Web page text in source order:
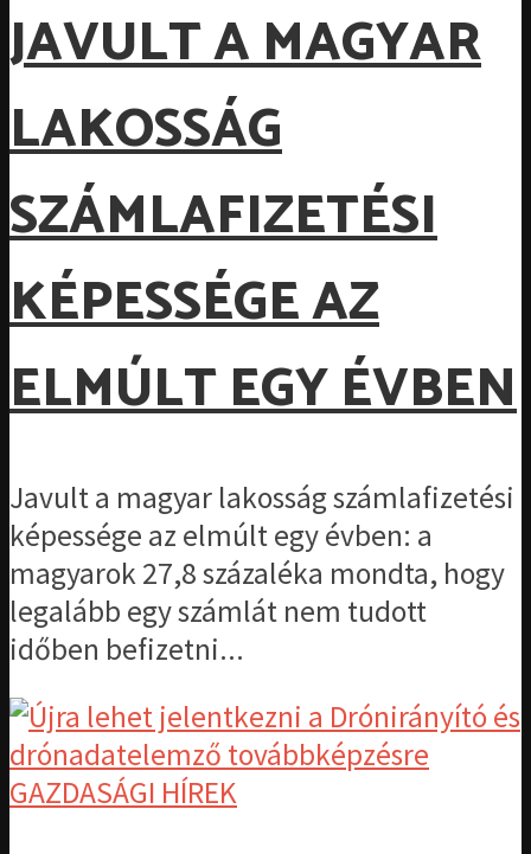
JAVULT A MAGYAR
LAKOSSÁG
SZÁMLAFIZETÉSI
KÉPESSÉGE AZ
ELMÚLT EGY ÉVBEN
Javult a magyar lakosság számlafizetési
képessége az elmúlt egy évben: a
magyarok 27,8 százaléka mondta, hogy
legalább egy számlát nem tudott
időben befizetni...
GAZDASÁGI HÍREK